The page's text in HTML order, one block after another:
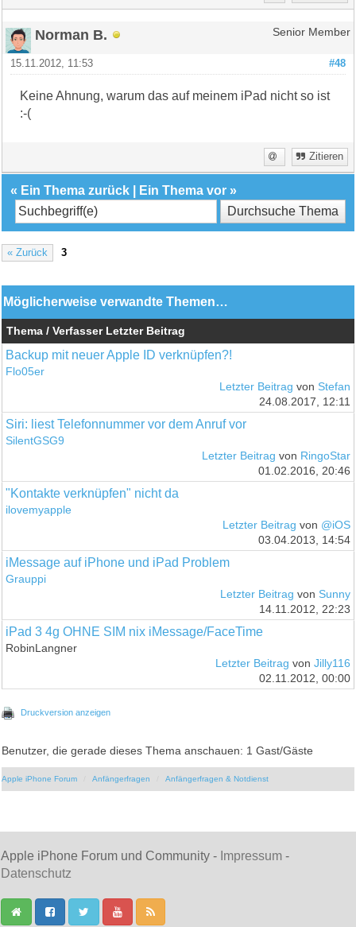
Norman B. Senior Member
#48
15.11.2012, 11:53
Keine Ahnung, warum das auf meinem iPad nicht so ist
:-(
Zitieren
« Ein Thema zurück Ein Thema vor »
« Zurück 3
Möglicherweise verwandte Themen…
Thema / Verfasser Letzter Beitrag
Backup mit neuer Apple ID verknüpfen?!
Flo05er
Letzter Beitrag von Stefan
24.08.2017, 12:11
Siri: liest Telefonnummer vor dem Anruf vor
SilentGSG9
Letzter Beitrag von RingoStar
01.02.2016, 20:46
"Kontakte verknüpfen" nicht da
ilovemyapple
Letzter Beitrag von @iOS
03.04.2013, 14:54
iMessage auf iPhone und iPad Problem
Grauppi
Letzter Beitrag von Sunny
14.11.2012, 22:23
iPad 3 4g OHNE SIM nix iMessage/FaceTime
RobinLangner
Letzter Beitrag von Jilly116
02.11.2012, 00:00
Druckversion anzeigen
Benutzer, die gerade dieses Thema anschauen: 1 Gast/Gäste
Apple iPhone Forum Anfängerfragen Anfängerfragen & Notdienst
Apple iPhone Forum und Community - Impressum -
Datenschutz